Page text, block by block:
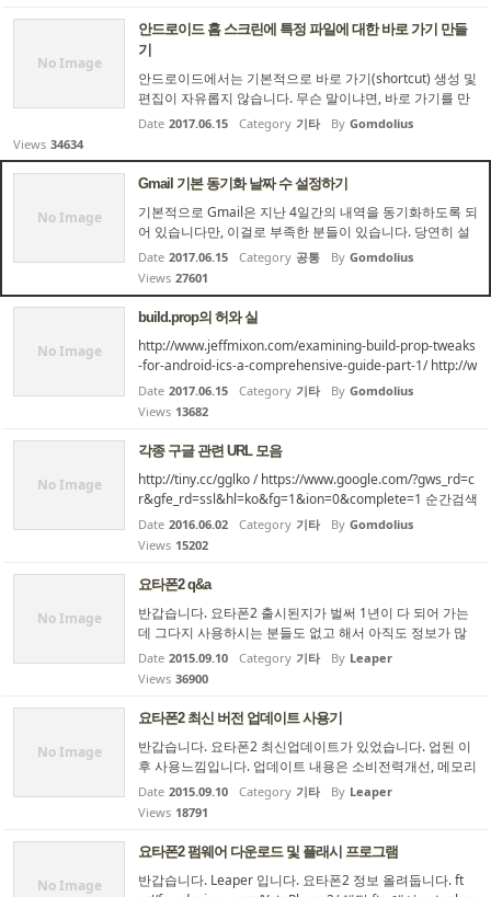
높여 주지 않으면 쓸 수가 없는데, 매번 이걸 수동으로 조작
하려면 귀찮음이 이만저만이 아닙니다. 예수님께서 말씀하
시기를, 컴퓨터가 사람을 위하여 생긴 것이지, 사람이 컴퓨
터를 위하여 생긴 것이 아니라 하셨습니다. 따라서 이것을
사용자가 매번...
No Image
안드로이드 홈 스크린에 특정 파일에 대한 바로 가기 만들
기
안드로이드에서는 기본적으로 바로 가기(shortcut) 생성 및
편집이 자유롭지 않습니다. 무슨 말이냐면, 바로 가기를 만
들 때 원하는 인자를 자유자재로 줄 수 없다는 겁니다. WM
에서는 대략 아래와 같은 작업을 텍스트 편집기만으로 할
수 있습니다. 1. SD카드의 My Documents 폴더에 ID.png
파일을 넣어둡니다. 2. 텍스트 파일을 하나 생성해서 내용을
100#:MSPIMG "\Storage Card\My Documents\ID.png"
라고 적어 넣습니다. 3. 그냥 저대로만 생성하면 눈이 즐겁
지 않으므로 뒤에 ?\windows\contacteditor.exe,-101 등을
적어서...
Date 2017.06.15 Category 기타 By Gomdolius
Views 34634
No Image
Gmail 기본 동기화 날짜 수 설정하기
기본적으로 Gmail은 지난 4일간의 내역을 동기화하도록 되
어 있습니다만, 이걸로 부족한 분들이 있습니다. 당연히 설
정의 '계정 및 동기화' 에 있을 것 같지만 이곳이 아닙니다. =
_=;;; Gmail 어플리케이션을 실행하고, 메뉴 버튼을 누른 후
더보기-설정을 선택합니다. 그리고 나서 '라벨'을 선택합니
다. 최상단의 설정 항목에서 동기화 일 수를 변경할 수 있습
니다. 이 설정을 못찾아서 거의 한 달간 고생했네요. =_=
Date 2017.06.15 Category 공통 By Gomdolius
Views 27601
No Image
build.prop의 허와 실
http://www.jeffmixon.com/examining-build-prop-tweaks
-for-android-ics-a-comprehensive-guide-part-1/ http://w
ww.jeffmixon.com/examining-build-prop-tweaks-androi
d-ics-comprehensive-guide-part-2/ 구체적인 내용은 링크
Date 2017.06.15 Category 기타 By Gomdolius
Views 13682
No Image
각종 구글 관련 URL 모음
http://tiny.cc/gglko / https://www.google.com/?gws_rd=c
r&gfe_rd=ssl&hl=ko&fg=1&ion=0&complete=1 순간검색
OFF, 추천 검색어 ON 상태의 구글 검색 http://tiny.cc/gglen
/ https://www.google.com/?gws_rd=cr&gfe_rd=ssl&hl=e
anslate.google.com/m/translate#auto/en 구글 번역 모바
일 페이지. 언어 감지 → 영어
Date 2016.06.02 Category 기타 By Gomdolius
Views 15202
No Image
요타폰2 q&a
반갑습니다. 요타폰2 출시된지가 벌써 1년이 다 되어 가는
데 그다지 사용하시는 분들도 없고 해서 아직도 정보가 많
지 않은 듯 합니다. 그래서 개인적으로 구매고려 하시는 분
들에게 도움이 될까 싶어서 생각나는 부분 q&a 를 마련해
요 ? a. 요타미러 모드에서만 됩니다. (본인이 설치한 키보드
로 사용가능합니다.) 요타미러 모드에서는 전면 칼라패널의
사용성과 같은 사용성을 지닙니다. 한마디로 이야기 하면
요타미러 모드에서는 그냥 이잉크로 표시되는 스마트폰이
라고 ...
Date 2015.09.10 Category 기타 By Leaper
Views 36900
No Image
요타폰2 최신 버전 업데이트 사용기
반갑습니다. 요타폰2 최신업데이트가 있었습니다. 업된 이
후 사용느낌입니다. 업데이트 내용은 소비전력개선, 메모리
누수 패치, mms 패치, 카메라개선, 작업창 모두닫기 버튼
추가 및 그외 약 16가지 개선이 반영된 것이 주내용입니다.
적용된 것으로 보입니다. 소비전력은 기존에 롤리팝이 일과
중에 꼭 한번은 1시간 정도라도 충전을 해야지만 하루를 살
짝 편안하게 보낼 정도 였다면, 현재는 일과중 충전 없어도
Date 2015.09.10 Category 기타 By Leaper
Views 18791
No Image
요타폰2 펌웨어 다운로드 및 플래시 프로그램
반갑습니다. Leaper 입니다. 요타폰2 정보 올려둡니다. ft